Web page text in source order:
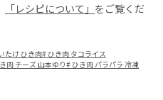
「レシピについて」 をご覧くだ
たけ ひき肉# ひき肉 タコライス
肉 チーズ 山本ゆり# ひき肉 パラパラ 冷凍